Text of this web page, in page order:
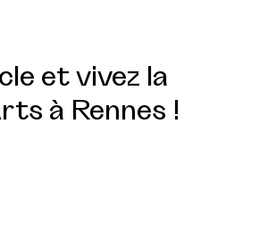
et vivez la
à Rennes !